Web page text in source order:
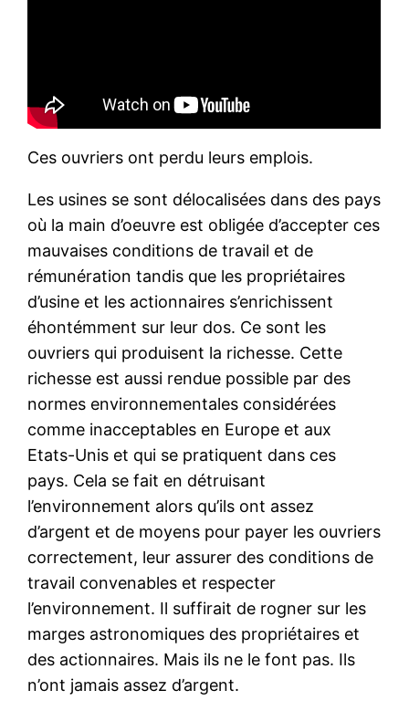
Ces ouvriers ont perdu leurs emplois.
Les usines se sont délocalisées dans des pays
où la main d’oeuvre est obligée d’accepter ces
mauvaises conditions de travail et de
rémunération tandis que les propriétaires
d’usine et les actionnaires s’enrichissent
éhontémment sur leur dos. Ce sont les
ouvriers qui produisent la richesse. Cette
richesse est aussi rendue possible par des
normes environnementales considérées
comme inacceptables en Europe et aux
Etats-Unis et qui se pratiquent dans ces
pays. Cela se fait en détruisant
l’environnement alors qu’ils ont assez
d’argent et de moyens pour payer les ouvriers
correctement, leur assurer des conditions de
travail convenables et respecter
l’environnement. Il suffirait de rogner sur les
marges astronomiques des propriétaires et
des actionnaires. Mais ils ne le font pas. Ils
n’ont jamais assez d’argent.